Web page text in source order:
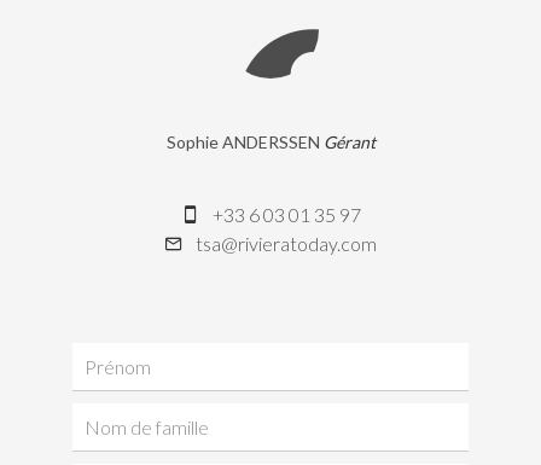
Sophie ANDERSSEN Gérant
+33 6 03 01 35 97
tsa@rivieratoday.com